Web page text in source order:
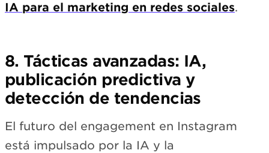
IA para el marketing en redes sociales.
8. Tácticas avanzadas: IA,
publicación predictiva y
detección de tendencias
El futuro del engagement en Instagram
está impulsado por la IA y la